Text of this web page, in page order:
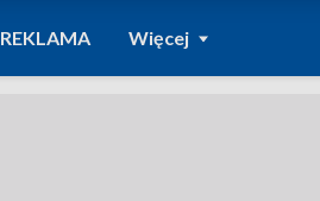
REKLAMA Więcej